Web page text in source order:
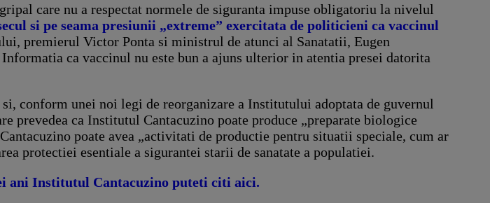
care nu a respectat normele de siguranta impuse obligatoriu la nivelul
si pe seama presiunii „extreme” exercitata de politicieni ca vaccinul
premierul Victor Ponta si ministrul de atunci al Sanatatii, Eugen
ca vaccinul nu este bun a ajuns ulterior in atentia presei datorita
conform unei noi legi de reorganizare a Institutului adoptata de guvernul
prevedea ca Institutul Cantacuzino poate produce „preparate biologice
poate avea „activitati de productie pentru situatii speciale, cum ar
protectiei esentiale a sigurantei starii de sanatate a populatiei.
ani Institutul Cantacuzino puteti citi aici.